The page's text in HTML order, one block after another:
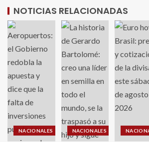
NOTICIAS RELACIONADAS
NACIONALES NACIONALES